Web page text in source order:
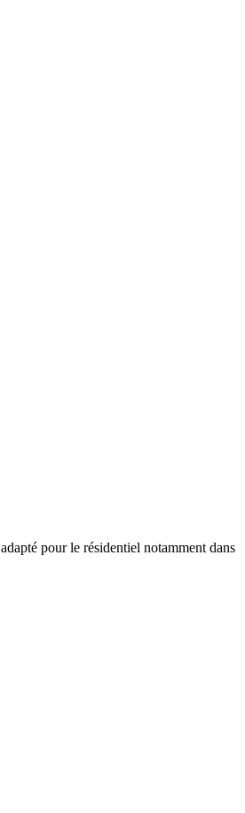
pour le résidentiel notamment dans